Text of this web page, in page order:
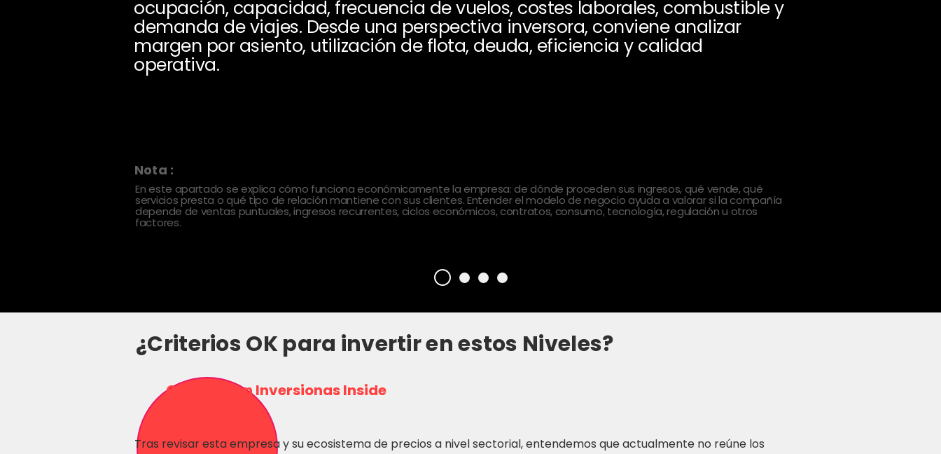
ocupación, capacidad, frecuencia de vuelos, costes laborales, combustible y
demanda de viajes. Desde una perspectiva inversora, conviene analizar
margen por asiento, utilización de flota, deuda, eficiencia y calidad
operativa.
Nota :
En este apartado se explica cómo funciona económicamente la empresa: de dónde proceden sus ingresos, qué vende, qué
servicios presta o qué tipo de relación mantiene con sus clientes. Entender el modelo de negocio ayuda a valorar si la compañía
depende de ventas puntuales, ingresos recurrentes, ciclos económicos, contratos, consumo, tecnología, regulación u otros
factores.
¿Criterios OK para invertir en estos Niveles?
Consulta en Inversionas Inside
Tras revisar esta empresa y su ecosistema de precios a nivel sectorial, entendemos que actualmente no reúne los